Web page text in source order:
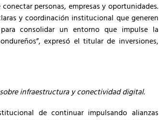
personas, empresas y oportunidades.
y coordinación institucional que generen
consolidar un entorno que impulse la
expresó el titular de inversiones,
infraestructura y conectividad digital.
de continuar impulsando alianzas